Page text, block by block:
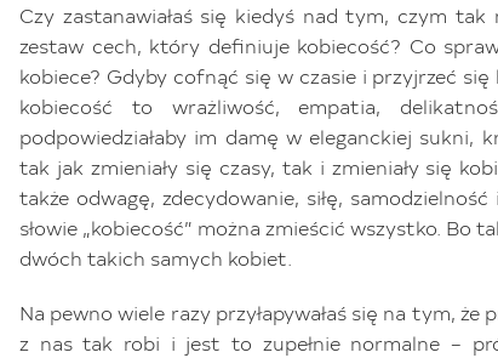
Czy zastanawiałaś się kiedyś nad tym, czym
zestaw cech, który definiuje kobiecość? Co
kobiece? Gdyby cofnąć się w czasie i przyjrzeć
kobiecość to wrażliwość, empatia,
podpowiedziałaby im damę w eleganckiej sukni,
tak jak zmieniały się czasy, tak i zmieniały się
także odwagę, zdecydowanie, siłę,
słowie „kobiecość” można zmieścić wszystko. Bo
dwóch takich samych kobiet.
Na pewno wiele razy przyłapywałaś się na tym,
z nas tak robi i jest to zupełnie normalne –